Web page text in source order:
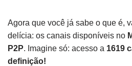
Agora que você já sabe o que é,
delícia: os canais disponíveis no
P2P. Imagine só: acesso a 1619
definição!